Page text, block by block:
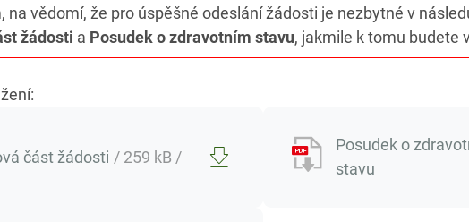
na vědomí, že pro úspěšné odeslání žádosti je nezbytné v
žádosti a Posudek o zdravotním stavu, jakmile k tomu budete
část žádosti / 259 kB /
Posudek o
stavu